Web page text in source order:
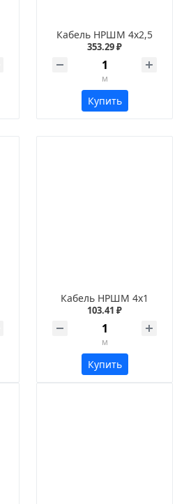
Кабель НРШМ 4х2,5
353.29 ₽
м
Купить
Кабель НРШМ 4х1
103.41 ₽
м
Купить